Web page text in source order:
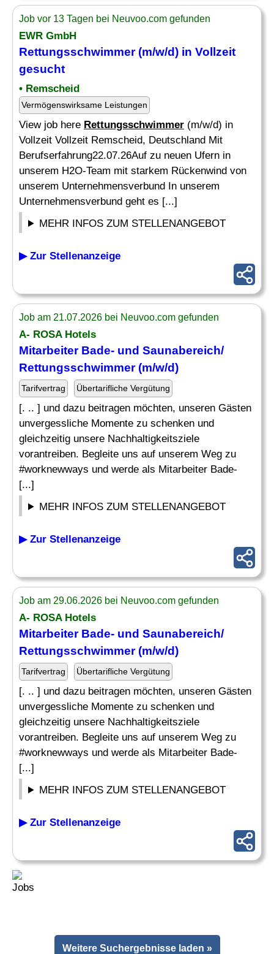
Job vor 13 Tagen bei Neuvoo.com gefunden
EWR GmbH
Rettungsschwimmer(m/w/d) in Vollzeit
gesucht
• Remscheid
Vermögenswirksame Leistungen
View job here Rettungsschwimmer (m/w/d) in
Vollzeit Vollzeit Remscheid, Deutschland Mit
Berufserfahrung22.07.26Auf zu neuen Ufern in
unserem H2O-Team mit starkem Rückenwind von
unserem Unternehmensverbund In unserem
Unternehmensverbund geht es [...]
MEHR INFOS ZUM STELLENANGEBOT
▶ Zur Stellenanzeige
Job am 21.07.2026 bei Neuvoo.com gefunden
A- ROSA Hotels
Mitarbeiter Bade- und Saunabereich/
Rettungsschwimmer(m/w/d)
Tarifvertrag Übertarifliche Vergütung
[. .. ] und dazu beitragen möchten, unseren Gästen
unvergessliche Momente zu schenken und
gleichzeitig unsere Nachhaltigkeitsziele
vorantreiben. Begleite uns auf unserem Weg zu
#worknewways und werde als Mitarbeiter Bade-
[...]
MEHR INFOS ZUM STELLENANGEBOT
▶ Zur Stellenanzeige
Job am 29.06.2026 bei Neuvoo.com gefunden
A- ROSA Hotels
Mitarbeiter Bade- und Saunabereich/
Rettungsschwimmer(m/w/d)
Tarifvertrag Übertarifliche Vergütung
[. .. ] und dazu beitragen möchten, unseren Gästen
unvergessliche Momente zu schenken und
gleichzeitig unsere Nachhaltigkeitsziele
vorantreiben. Begleite uns auf unserem Weg zu
#worknewways und werde als Mitarbeiter Bade-
[...]
MEHR INFOS ZUM STELLENANGEBOT
▶ Zur Stellenanzeige
Weitere Suchergebnisse laden »